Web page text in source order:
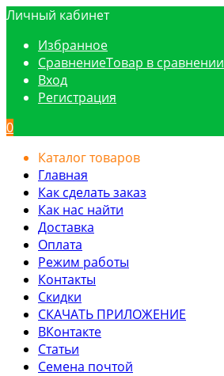
Личный кабинет
Избранное
СравнениеТовар в сравнении
Вход
Регистрация
0
Каталог товаров
Главная
Как сделать заказ
Как нас найти
Доставка
Оплата
Режим работы
Контакты
Скидки
СКАЧАТЬ ПРИЛОЖЕНИЕ
ВКонтакте
Статьи
Семена почтой